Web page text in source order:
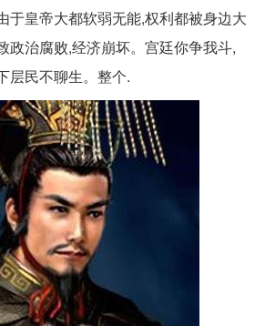
于皇帝大都软弱无能,权利都被身边大
政治腐败,经济崩坏。宫廷你争我斗,
层民不聊生。整个.